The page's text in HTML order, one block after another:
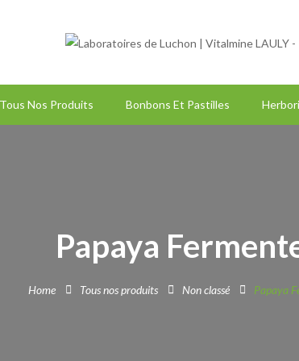
Tous Nos Produits Bonbons Et Pastilles
Papaya
Home Tous nos produits Non classé Papaya